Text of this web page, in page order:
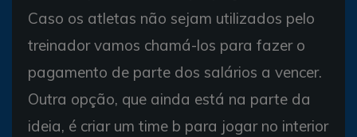
Caso os atletas não sejam utilizados pelo
treinador vamos chamá-los para fazer o
pagamento de parte dos salários a vencer.
Outra opção, que ainda está na parte da
ideia, é criar um time b para jogar no interior